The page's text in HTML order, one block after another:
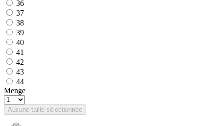
36
37
38
39
40
41
42
43
44
Menge
Aucune taille sélectionnée